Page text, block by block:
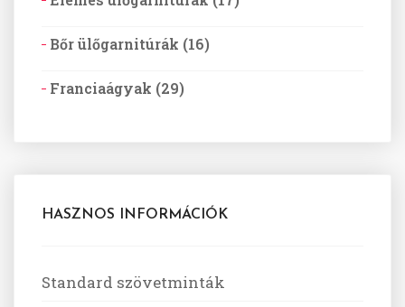
Bőr ülőgarnitúrák (16)
Franciaágyak (29)
HASZNOS INFORMÁCIÓK
Standard szövetminták